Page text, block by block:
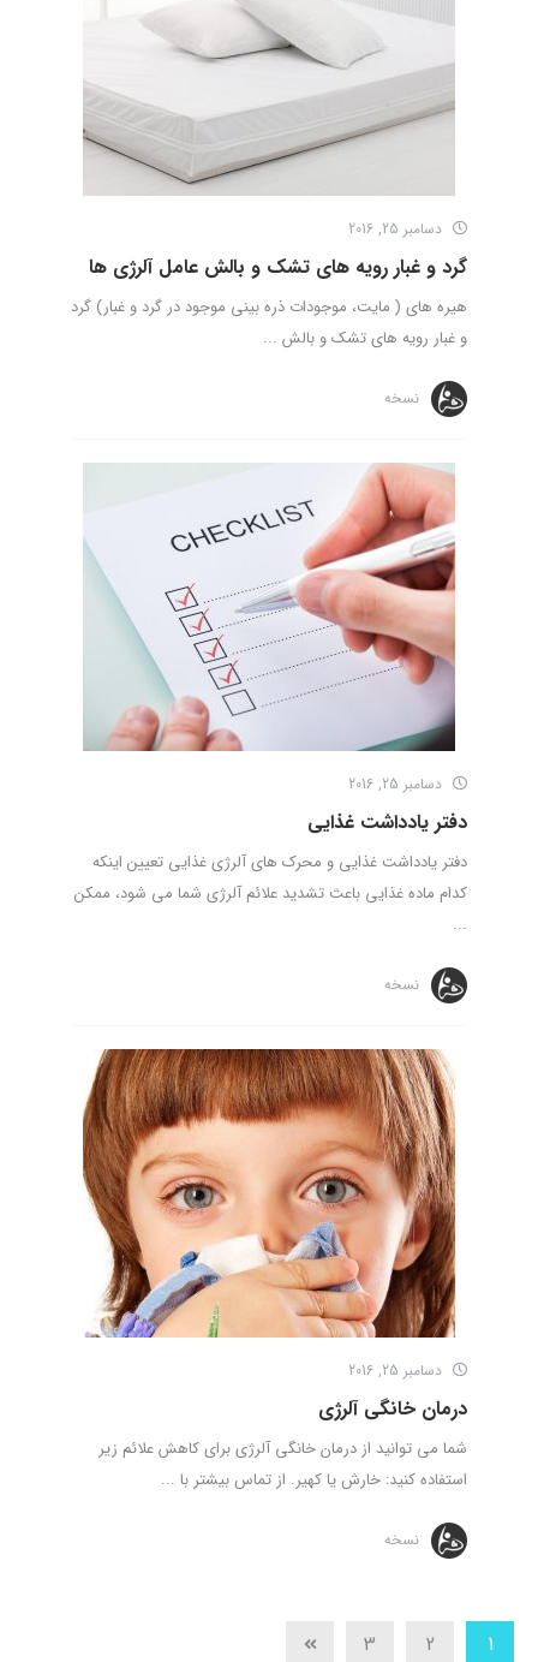
دسامبر 25, 2016
گرد و غبار رویه های تشک و بالش عامل آلرژی ها
هیره های ( مایت، موجودات ذره بینی موجود در گرد و غبار) گرد
و غبار رویه های تشک و بالش ...
نسخه
دسامبر 25, 2016
دفتر یادداشت غذایی
دفتر یادداشت غذایی و محرک های آلرژی غذایی تعیین اینکه
کدام ماده غذایی باعث تشدید علائم آلرژی شما می ­شود، ممکن
...
نسخه
دسامبر 25, 2016
درمان خانگی آلرژی
شما می توانید از درمان خانگی آلرژی برای کاهش علائم زیر
استفاده کنید: خارش یا کهیر. از تماس بیشتر با ...
نسخه
1
2
3